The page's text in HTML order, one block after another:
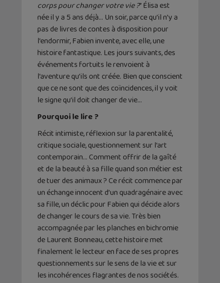
corps pour changer votre vie ?” Élisa est
née il y a 5 ans déjà… Un soir, parce qu’il n’y a
pas de livres de contes à disposition pour
l’endormir, Fabien invente, avec elle, une
histoire fantastique. Les jours suivants, des
événements fortuits le renvoient à
l’aventure qu’ils ont créée. Bien que conscient
que ce ne sont que des coïncidences, il y voit
le signe qu’il doit changer de vie…
Pourquoi le lire ?
Récit intimiste, réflexion sur la parentalité,
critique sociale, questionnement sur l’art
contemporain… Comment offrir de la gaîté
et de la beauté à sa fille quand son métier est
de tuer des animaux ? Ce récit commence par
un échange innocent d’un quadragénaire avec
sa fille, un déclic pour Fabien qui décide alors
de changer le cours de sa vie. Très bien
accompagnée par les planches en bichromie
de Laurent Bonneau, cette histoire met
finalement le lecteur en face de ses propres
questionnements sur le sens de la vie et sur
les incohérences flagrantes de nos sociétés.